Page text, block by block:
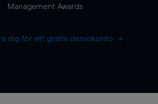
Management Awards
dig för ett gratis demokonto